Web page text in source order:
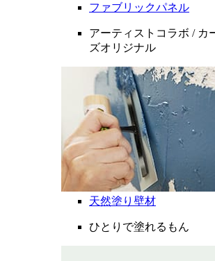
ファブリックパネル
アーティストコラボ / カ
ズオリジナル
天然塗り壁材
ひとりで塗れるもん